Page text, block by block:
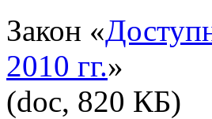
Закон «
2010 гг.»
(doc, 820 КБ)